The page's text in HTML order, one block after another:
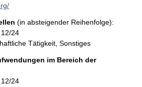
(in absteigender Reihenfolge):
24
Tätigkeit, Sonstiges
im Bereich der
24